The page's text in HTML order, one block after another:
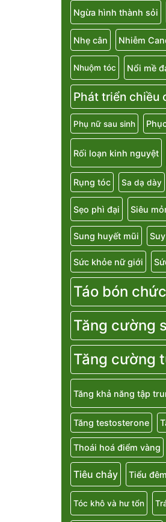
Ngừa hình thành sỏi
Nhẹ cân Nhiễm
Nhuộm tóc Nổi mề
Phát triển chiều
Phụ nữ sau sinh
Rối loạn kinh nguyệt
Rụng tóc Sa dạ dày
Sẹo phì đại Siêu
Sung huyết mũi
Sức khỏe nữ giới
Táo bón
Tăng cường
Tăng cường
Tăng khả năng tập
Tăng testosterone
Thoái hoá điểm vàng
Tiêu chảy Tiểu đêm
Tóc khô và hư tổn